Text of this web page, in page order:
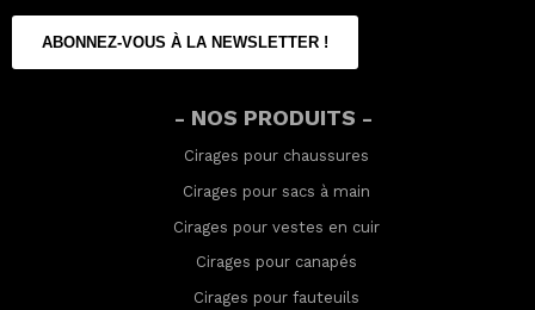
ABONNEZ-VOUS À LA NEWSLETTER !
- NOS PRODUITS -
Cirages pour chaussures
Cirages pour sacs à main
Cirages pour vestes en cuir
Cirages pour canapés
Cirages pour fauteuils